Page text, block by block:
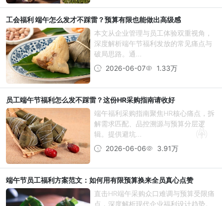
工会福利 端午怎么发才不踩雷？预算有限也能做出高级感
本文从企业管理与员工体验双重视角，
深度解析端午节福利发放的常见痛点与
破局思路。通...
2026-06-07
1.33万
员工端午节福利怎么发不踩雷？这份HR采购指南请收好
端午福利采购指南聚焦HR核心痛点，拆
解需求匹配、品控溯源与预算分层逻
辑。提供避坑...
2026-06-06
3.91万
端午节员工福利方案范文：如何用有限预算换来全员真心点赞
直击HR端午采购众口难调与预算受限痛
点，深度解析现代企业福利设计趋势。